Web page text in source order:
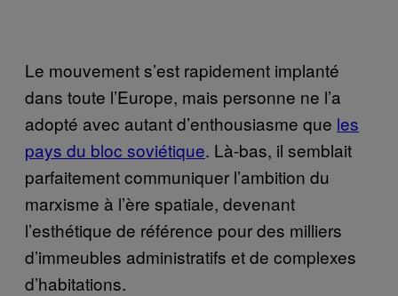
Le mouvement s’est rapidement implanté
dans toute l’Europe, mais personne ne l’a
adopté avec autant d’enthousiasme que les
pays du bloc soviétique. Là-bas, il semblait
parfaitement communiquer l’ambition du
marxisme à l’ère spatiale, devenant
l’esthétique de référence pour des milliers
d’immeubles administratifs et de complexes
d’habitations.